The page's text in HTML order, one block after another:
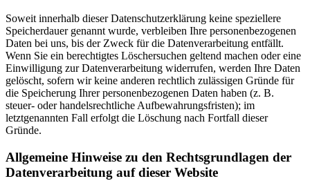
Soweit innerhalb dieser Datenschutzerklärung keine speziellere
Speicherdauer genannt wurde, verbleiben Ihre personenbezogenen
Daten bei uns, bis der Zweck für die Datenverarbeitung entfällt.
Wenn Sie ein berechtigtes Löschersuchen geltend machen oder eine
Einwilligung zur Datenverarbeitung widerrufen, werden Ihre Daten
gelöscht, sofern wir keine anderen rechtlich zulässigen Gründe für
die Speicherung Ihrer personenbezogenen Daten haben (z. B.
steuer- oder handelsrechtliche Aufbewahrungsfristen); im
letztgenannten Fall erfolgt die Löschung nach Fortfall dieser
Gründe.
Allgemeine Hinweise zu den Rechtsgrundlagen der
Datenverarbeitung auf dieser Website